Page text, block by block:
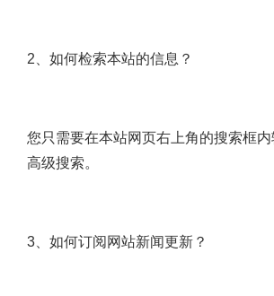
2、如何检索本站的信息？
您只需要在本站网页右上角的搜索框
高级搜索。
3、如何订阅网站新闻更新？